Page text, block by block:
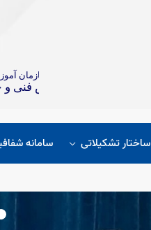
ساختار تشکیلاتی سامانه